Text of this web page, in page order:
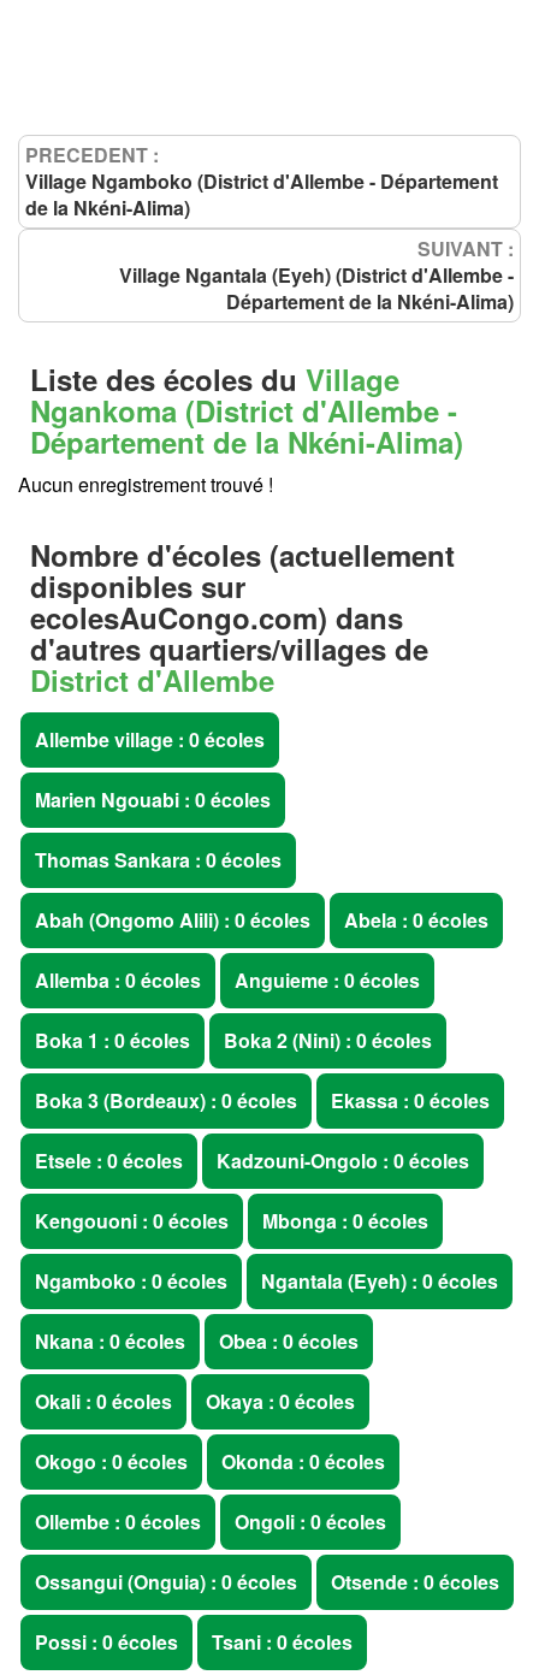
PRECEDENT :
Village Ngamboko (District d'Allembe - Département
de la Nkéni-Alima)
SUIVANT :
Village Ngantala (Eyeh) (District d'Allembe -
Département de la Nkéni-Alima)
Liste des écoles du Village
Ngankoma (District d'Allembe -
Département de la Nkéni-Alima)
Aucun enregistrement trouvé !
Nombre d'écoles (actuellement
disponibles sur
ecolesAuCongo.com) dans
d'autres quartiers/villages de
District d'Allembe
Allembe village : 0 écoles
Marien Ngouabi : 0 écoles
Thomas Sankara : 0 écoles
Abah (Ongomo Alili) : 0 écoles Abela : 0 écoles
Allemba : 0 écoles Anguieme : 0 écoles
Boka 1 : 0 écoles Boka 2 (Nini) : 0 écoles
Boka 3 (Bordeaux) : 0 écoles Ekassa : 0 écoles
Etsele : 0 écoles Kadzouni-Ongolo : 0 écoles
Kengouoni : 0 écoles Mbonga : 0 écoles
Ngamboko : 0 écoles Ngantala (Eyeh) : 0 écoles
Nkana : 0 écoles Obea : 0 écoles
Okali : 0 écoles Okaya : 0 écoles
Okogo : 0 écoles Okonda : 0 écoles
Ollembe : 0 écoles Ongoli : 0 écoles
Ossangui (Onguia) : 0 écoles Otsende : 0 écoles
Possi : 0 écoles Tsani : 0 écoles